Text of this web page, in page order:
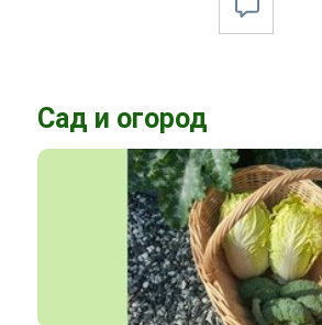
Сад и огород